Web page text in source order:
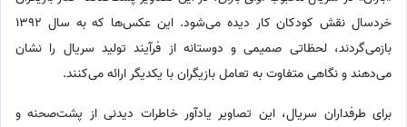
خردسال نقش کودکان کار دیده می‌شود. این عکس‌ها که به سال 1392
بازمی‌گردند، لحظاتی صمیمی و دوستانه از فرآیند تولید سریال را نشان
می‌دهند و نگاهی متفاوت به تعامل بازیگران با یکدیگر ارائه می‌کنند.
برای طرفداران سریال، این تصاویر یادآور خاطرات دیدنی از پشت‌صحنه و